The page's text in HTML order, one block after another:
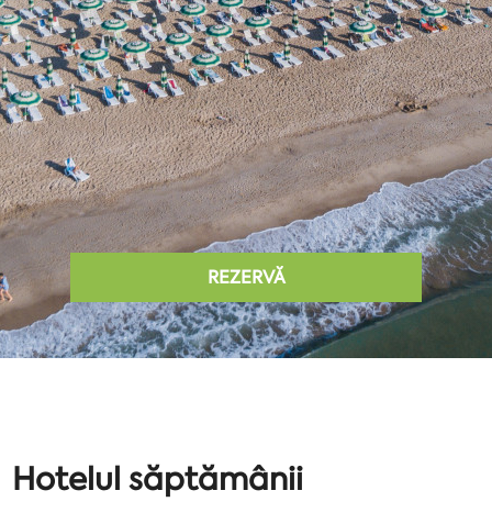
REZERVĂ
Hotelul săptămânii